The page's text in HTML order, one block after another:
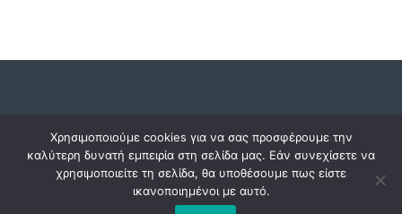
Copyright © 2023 dossiers.gr. All rights reserved.
Χρησιμοποιούμε cookies για να σας προσφέρουμε την
καλύτερη δυνατή εμπειρία στη σελίδα μας. Εάν συνεχίσετε να
χρησιμοποιείτε τη σελίδα, θα υποθέσουμε πως είστε
ικανοποιημένοι με αυτό.